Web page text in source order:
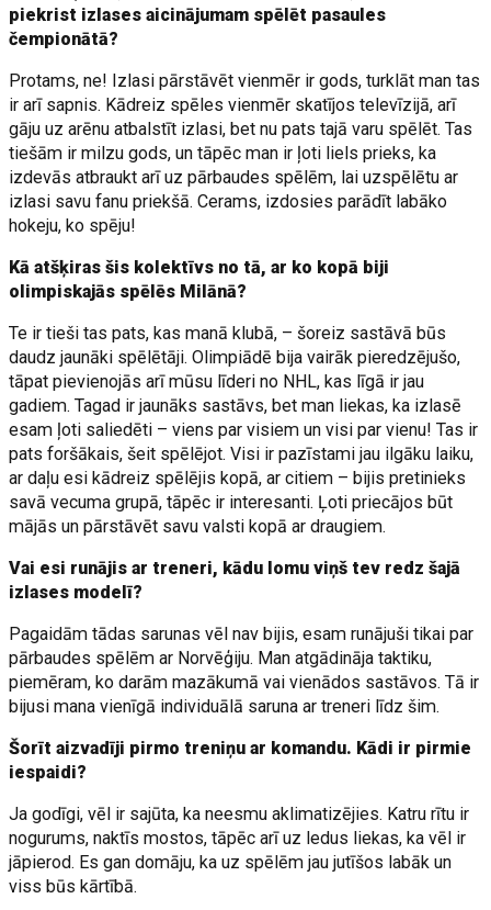
piekrist izlases aicinājumam spēlēt pasaules
čempionātā?
Protams, ne! Izlasi pārstāvēt vienmēr ir gods, turklāt man tas
ir arī sapnis. Kādreiz spēles vienmēr skatījos televīzijā, arī
gāju uz arēnu atbalstīt izlasi, bet nu pats tajā varu spēlēt. Tas
tiešām ir milzu gods, un tāpēc man ir ļoti liels prieks, ka
izdevās atbraukt arī uz pārbaudes spēlēm, lai uzspēlētu ar
izlasi savu fanu priekšā. Cerams, izdosies parādīt labāko
hokeju, ko spēju!
Kā atšķiras šis kolektīvs no tā, ar ko kopā biji
olimpiskajās spēlēs Milānā?
Te ir tieši tas pats, kas manā klubā, – šoreiz sastāvā būs
daudz jaunāki spēlētāji. Olimpiādē bija vairāk pieredzējušo,
tāpat pievienojās arī mūsu līderi no NHL, kas līgā ir jau
gadiem. Tagad ir jaunāks sastāvs, bet man liekas, ka izlasē
esam ļoti saliedēti – viens par visiem un visi par vienu! Tas ir
pats foršākais, šeit spēlējot. Visi ir pazīstami jau ilgāku laiku,
ar daļu esi kādreiz spēlējis kopā, ar citiem – bijis pretinieks
savā vecuma grupā, tāpēc ir interesanti. Ļoti priecājos būt
mājās un pārstāvēt savu valsti kopā ar draugiem.
Vai esi runājis ar treneri, kādu lomu viņš tev redz šajā
izlases modelī?
Pagaidām tādas sarunas vēl nav bijis, esam runājuši tikai par
pārbaudes spēlēm ar Norvēģiju. Man atgādināja taktiku,
piemēram, ko darām mazākumā vai vienādos sastāvos. Tā ir
bijusi mana vienīgā individuālā saruna ar treneri līdz šim.
Šorīt aizvadīji pirmo treniņu ar komandu. Kādi ir pirmie
iespaidi?
Ja godīgi, vēl ir sajūta, ka neesmu aklimatizējies. Katru rītu ir
nogurums, naktīs mostos, tāpēc arī uz ledus liekas, ka vēl ir
jāpierod. Es gan domāju, ka uz spēlēm jau jutīšos labāk un
viss būs kārtībā.